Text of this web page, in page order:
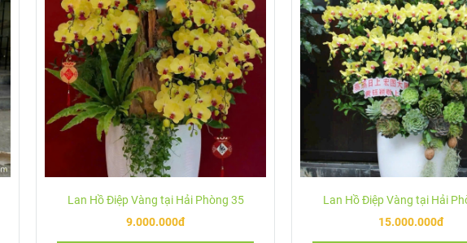
Lan Hồ Điệp Vàng tại Hải Phòng 35
9.000.000đ
Lan Hồ Điệp Vàng tại Hải
15.000.000đ